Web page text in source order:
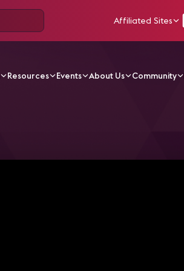
Affiliated Sites
Resources Events About Us Community